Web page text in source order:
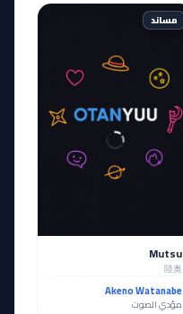
مساند
Mutsu
陸奥
Akeno Watanabe
مؤدي الصوت